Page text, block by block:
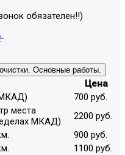
обязателен!!)
-
Основные работы.
Цена
МКАД)
700 руб.
места
МКАД)
2200 руб.
900 руб.
1100 руб.